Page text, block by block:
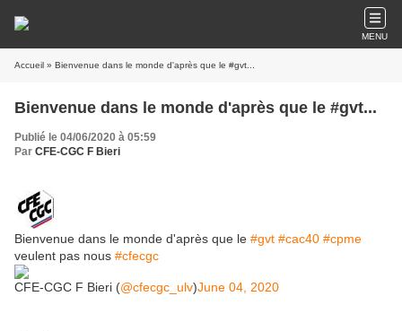
MENU
Accueil » Bienvenue dans le monde d'après que le #gvt...
Bienvenue dans le monde d'après que le #gvt...
Publié le 04/06/2020 à 05:59
Par CFE-CGC F Bieri
Bienvenue dans le monde d'après que le #gvt #cac40 #cpme
veulent pas nous #cfecgc
CFE-CGC F Bieri (@cfecgc_ulv)June 04, 2020